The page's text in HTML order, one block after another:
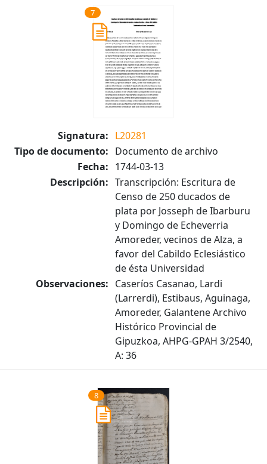
7
Signatura: L20281
Tipo de documento: Documento de archivo
Fecha: 1744-03-13
Descripción: Transcripción: Escritura de
Censo de 250 ducados de
plata por Josseph de Ibarburu
y Domingo de Echeverria
Amoreder, vecinos de Alza, a
favor del Cabildo Eclesiástico
de ésta Universidad
Observaciones: Caseríos Casanao, Lardi
(Larrerdi), Estibaus, Aguinaga,
Amoreder, Galantene Archivo
Histórico Provincial de
Gipuzkoa, AHPG-GPAH 3/2540,
A: 36
8